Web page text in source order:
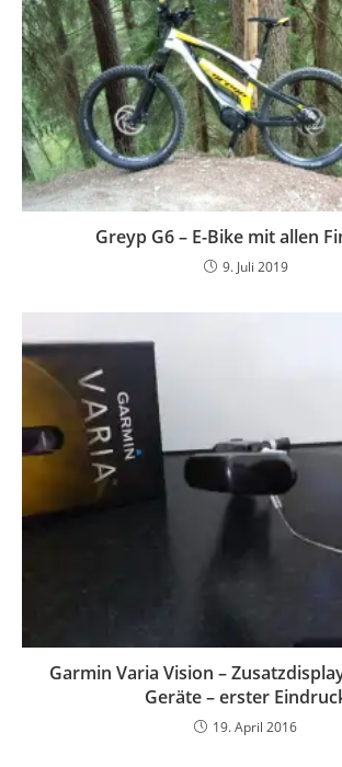
Greyp G6 – E-Bike mit allen
9. Juli 2019
Garmin Varia Vision –
Geräte – erster
19. April 2016